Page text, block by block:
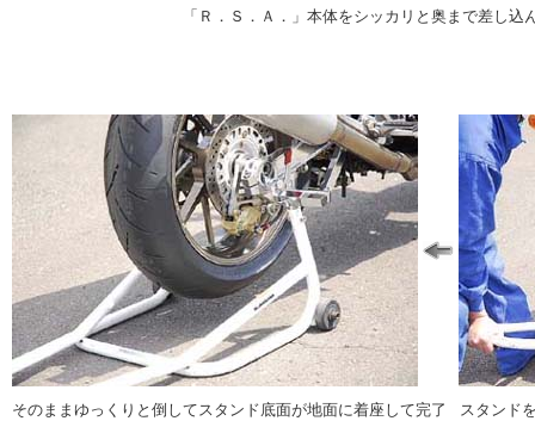
「Ｒ．Ｓ．Ａ．」本体をシッカリと奥まで差し込
そのままゆっくりと倒してスタンド底面が地面に着座して完了
スタンド